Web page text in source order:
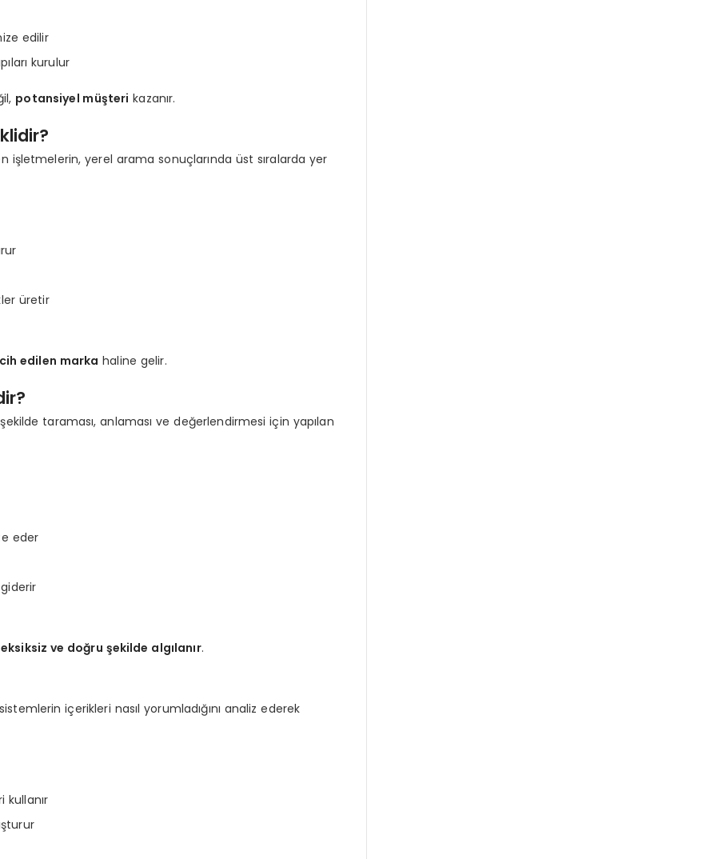
edilir
kurulur
potansiyel müşteri kazanır.
işletmelerin, yerel arama sonuçlarında üst sıralarda yer
üretir
edilen marka haline gelir.
taraması, anlaması ve değerlendirmesi için yapılan
eder
eksiksiz ve doğru şekilde algılanır.
içerikleri nasıl yorumladığını analiz ederek
kullanır